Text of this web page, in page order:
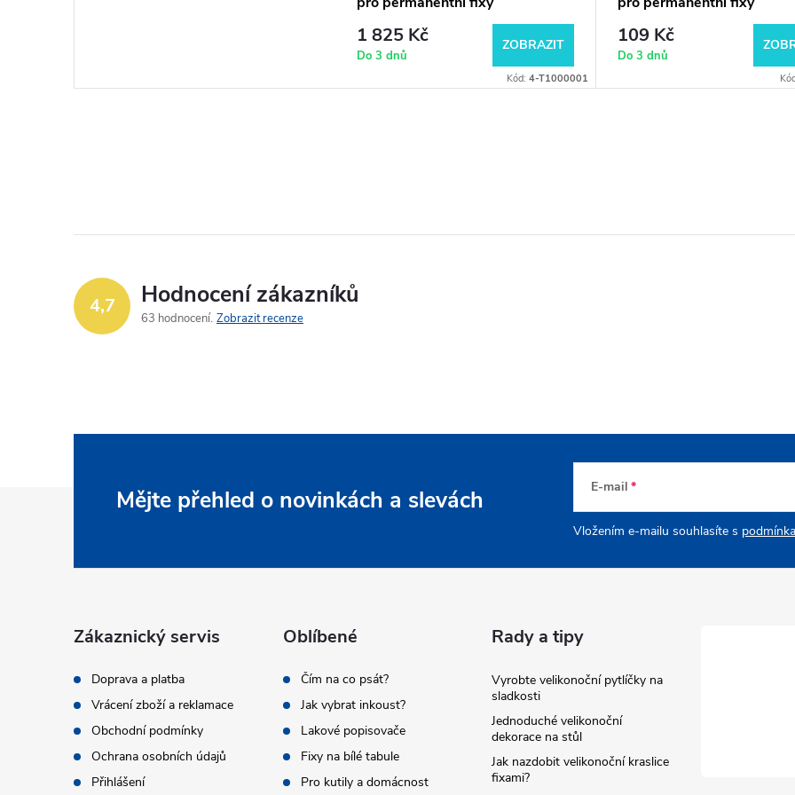
1 825 Kč
Do 3 dnů
ZOBRAZIT
Kód: 4-T1000001
109 Kč
Do 3 dnů
4,7 Hodnocení zákazníků
63 hodnocení Zobrazit recenze
Mějte přehled o novinkách a slevách E-mail
Vložením e-mailu souhlasíte s
Zákaznický servis
Doprava a platba
Vrácení zboží a reklamace
Obchodní podmínky
Ochrana osobních údajů
Přihlášení
Oblíbené
Čím na co psát?
Jak vybrat inkoust?
Lakové popisovače
Fixy na bílé tabule
Pro kutily a domácnost
Rady a tipy
Vyrobte velikonoční pytlíčky na
sladkosti
Jednoduché velikonoční
dekorace na stůl
Jak nazdobit velikonoční kraslice
fixami?